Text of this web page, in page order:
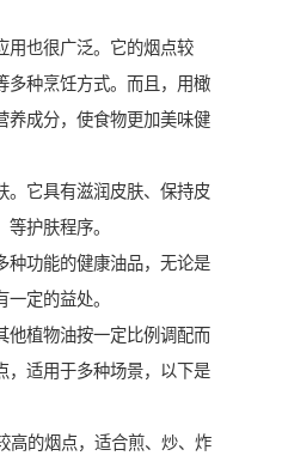
用也很广泛。它的烟点较
多种烹饪方式。而且，用橄
养成分，使食物更加美味健
。它具有滋润皮肤、保持皮
护肤程序。
种功能的健康油品，无论是
定的益处。
他植物油按一定比例调配而
，适用于多种场景，以下是
高的烟点，适合煎、炒、炸